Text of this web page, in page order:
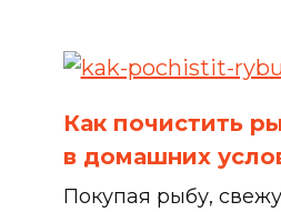
Как почистить
в домашних
Покупая рыбу,